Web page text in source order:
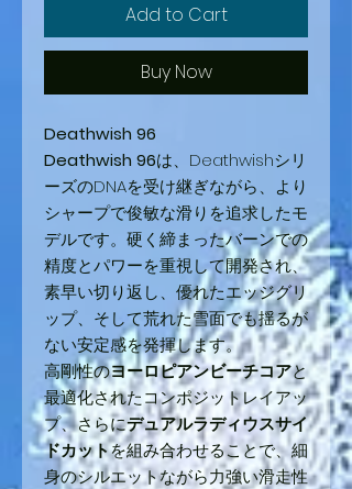
Add to Cart
Buy Now
Deathwish 96
Deathwish 96は、Deathwishシリ
ーズのDNAを受け継ぎながら、より
シャープで俊敏な滑りを追求したモ
デルです。硬く締まったバーンでの
精度とパワーを重視して開発され、
素早い切り返し、優れたエッジグリ
ップ、そして荒れた雪面でも揺るが
ない安定感を発揮します。
高剛性のヨーロピアンビーチコアと
最適化されたコンポジットレイアッ
プ、さらにデュアルラディウスサイ
ドカットを組み合わせることで、細
身のシルエットながら力強い滑走性